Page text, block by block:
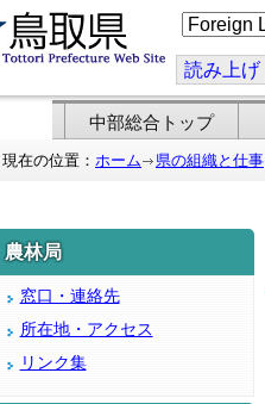
こ
の
ジ
を
翻
訳
す
読み上げ
中部総合トップ
現在の位置： ホーム 県の組織と仕事
農林局
窓口・連絡先
所在地・アクセス
リンク集